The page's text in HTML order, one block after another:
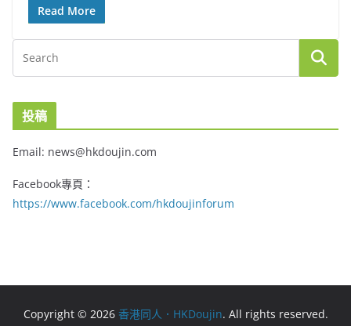
Read More
投稿
Email: news@hkdoujin.com
Facebook專頁：
https://www.facebook.com/hkdoujinforum
Copyright © 2026 香港同人．HKDoujin. All rights reserved.